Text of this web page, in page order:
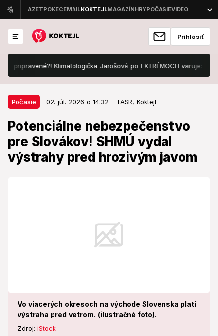
Prihlásiť
Klimatologička Jarošová po EXTRÉMOCH varuje: My sme
Počasie 02. júl. 2026 o 14:32 TASR, Koktejl
Potenciálne nebezpečenstvo
pre Slovákov! SHMÚ vydal
výstrahy pred hrozivým javom
Vo viacerých okresoch na východe Slovenska platí
výstraha pred vetrom. (ilustračné foto).
Zdroj: iStock
Počasie 02. júl. 2026 o 14:32
Potenciálne nebezpečenstvo pre
Slovákov! SHMÚ vydal výstrahy
pred hrozivým javom